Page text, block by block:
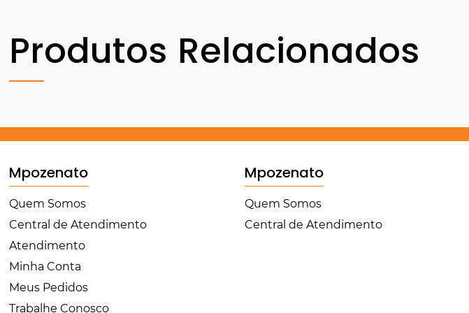
Produtos Relacionados
Mpozenato
Quem Somos
Central de Atendimento
Atendimento
Minha Conta
Meus Pedidos
Trabalhe Conosco
Mpozenato
Quem Somos
Central de Atendimento